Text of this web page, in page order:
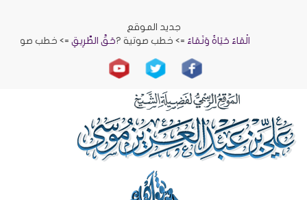
جديد الموقع
حَقُّ الطَّرِيقِ=> خطب صوتية ? الْمَاءُ حَيَاةٌ وَنَمَاءٌ=> خطب صوتية ?